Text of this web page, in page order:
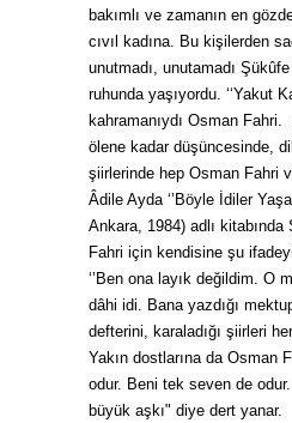
bakımlı ve zamanın en
cıvıl kadına. Bu kişilerden
unutmadı, unutamadı
ruhunda yaşıyordu. ‘‘Yakut
kahramanıydı Osman Fahri.
ölene kadar düşüncesinde,
şiirlerinde hep Osman Fahri
Âdile Ayda ‘’Böyle İdiler
Ankara, 1984) adlı kitabında
Fahri için kendisine şu
‘’Ben ona layık değildim. O
dâhi idi. Bana yazdığı
defterini, karaladığı şiirleri
Yakın dostlarına da Osman
odur. Beni tek seven de
büyük aşkı" diye dert yanar.